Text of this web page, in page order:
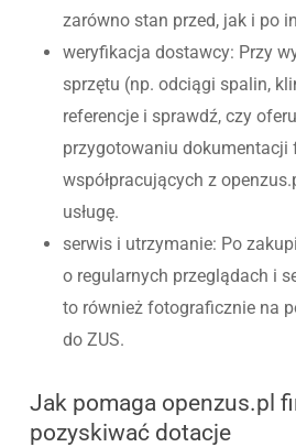
zarówno stan przed, jak i po
weryfikacja dostawcy: Przy
sprzętu (np. odciągi spalin,
referencje i sprawdź, czy
przygotowaniu dokumentacji
współpracujących z
usługę.
serwis i utrzymanie: Po
o regularnych przeglądach i
to również fotograficznie na
do ZUS.
Jak pomaga openzus.pl
pozyskiwać dotacje